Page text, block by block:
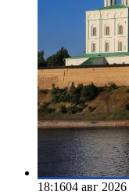
18:1604 авг 2026